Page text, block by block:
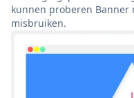
kunnen proberen Banner
misbruiken.